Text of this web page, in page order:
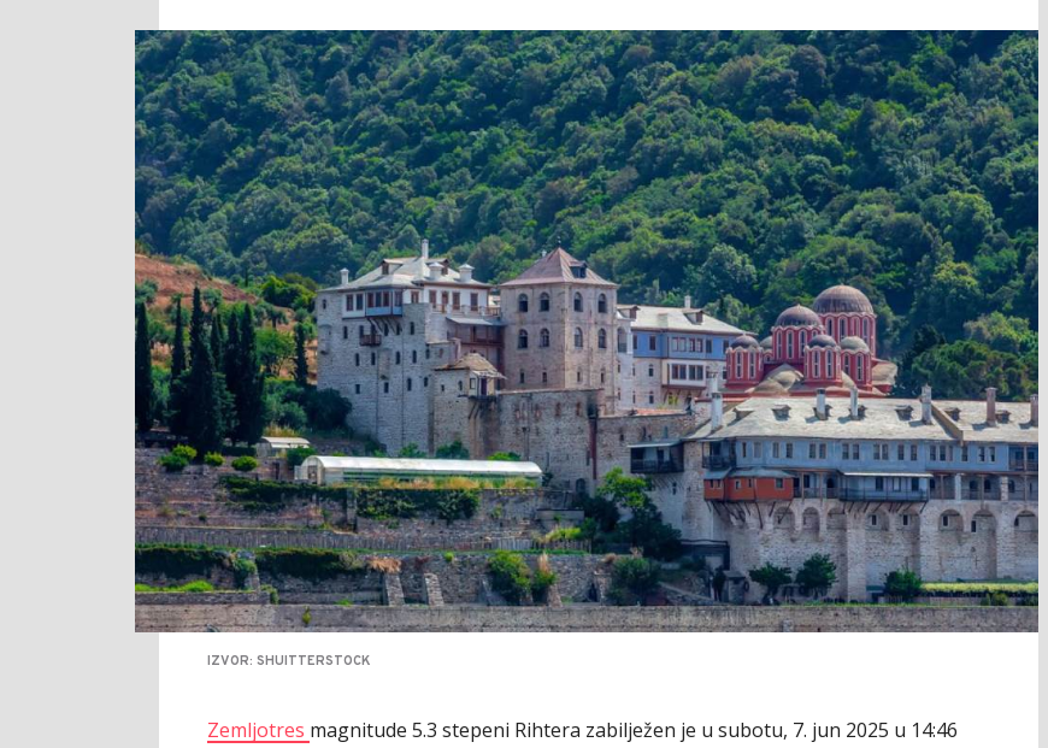
IZVOR: SHUITTERSTOCK
Zemljotres magnitude 5.3 stepeni Rihtera zabilježen je u subotu, 7. jun 2025 u 14:46